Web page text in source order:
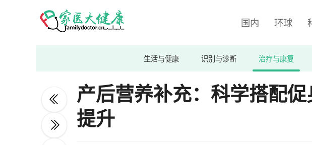
国内 环球
生活与健康 识别与诊断 治疗与康复
产后营养补充：科学搭配
提升